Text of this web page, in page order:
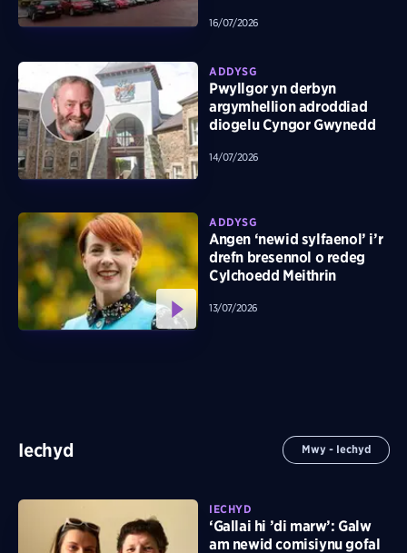
16/07/2026
ADDYSG
Pwyllgor yn derbyn
argymhellion adroddiad
diogelu Cyngor Gwynedd
14/07/2026
ADDYSG
Angen ‘newid sylfaenol’ i’r
drefn bresennol o redeg
Cylchoedd Meithrin
13/07/2026
Iechyd Mwy - Iechyd
IECHYD
‘Gallai hi ’di marw’: Galw
am newid comisiynu gofal